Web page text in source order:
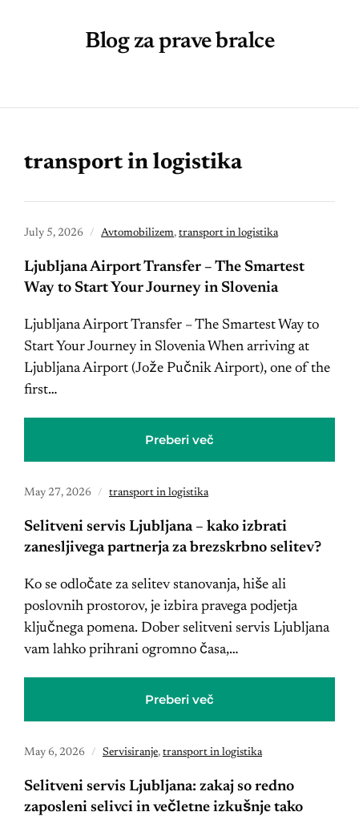
Blog za prave bralce
transport in logistika
July 5, 2026 Avtomobilizem, transport in logistika
Ljubljana Airport Transfer – The Smartest
Way to Start Your Journey in Slovenia
Ljubljana Airport Transfer – The Smartest Way to
Start Your Journey in Slovenia When arriving at
Ljubljana Airport (Jože Pučnik Airport), one of the
first…
Preberi več
May 27, 2026 transport in logistika
Selitveni servis Ljubljana – kako izbrati
zanesljivega partnerja za brezskrbno selitev?
Ko se odločate za selitev stanovanja, hiše ali
poslovnih prostorov, je izbira pravega podjetja
ključnega pomena. Dober selitveni servis Ljubljana
vam lahko prihrani ogromno časa,…
Preberi več
May 6, 2026 Servisiranje, transport in logistika
Selitveni servis Ljubljana: zakaj so redno
zaposleni selivci in večletne izkušnje tako